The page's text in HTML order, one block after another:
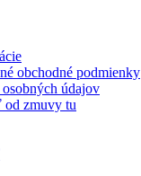
obchodné podmienky
údajov
od zmuvy tu